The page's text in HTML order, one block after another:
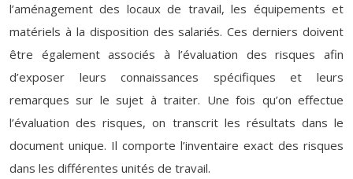
l’aménagement des locaux de travail, les équipements et
matériels à la disposition des salariés. Ces derniers doivent
être également associés à l’évaluation des risques afin
d’exposer leurs connaissances spécifiques et leurs
remarques sur le sujet à traiter. Une fois qu’on effectue
l’évaluation des risques, on transcrit les résultats dans le
document unique. Il comporte l’inventaire exact des risques
dans les différentes unités de travail.